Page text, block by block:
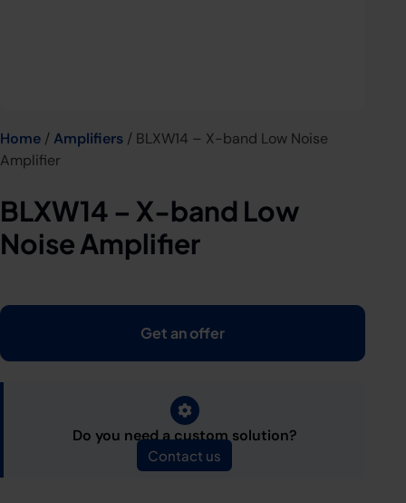
Home /Amplifiers / BLXW14 – X-band Low Noise
Amplifier
BLXW14 – X-band Low
Noise Amplifier
Get an offer
Contact us
Do you need a custom solution?